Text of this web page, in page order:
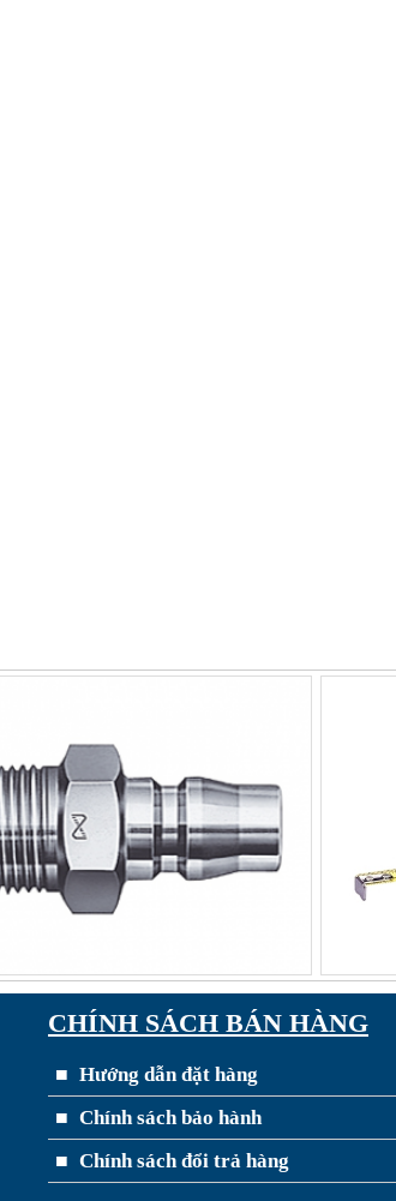
CHÍNH SÁCH BÁN HÀNG
Hướng dẫn đặt hàng
Chính sách bảo hành
Chính sách đổi trả hàng